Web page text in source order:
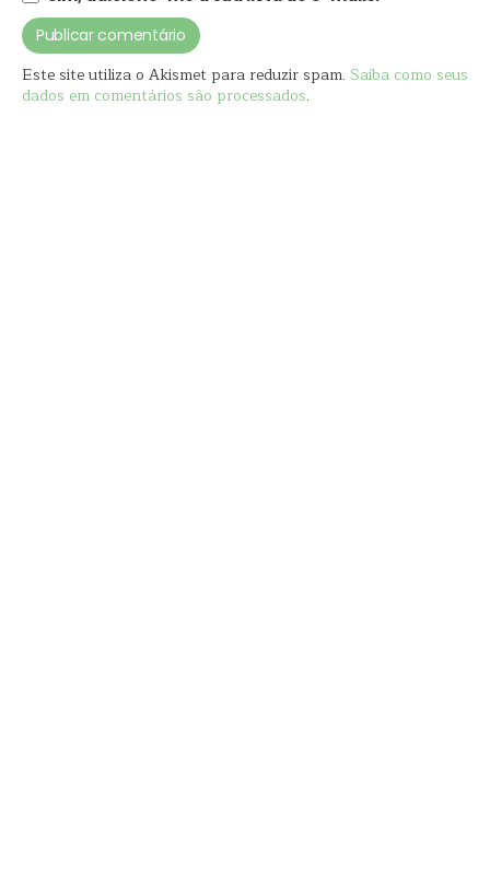
Este site utiliza o Akismet para reduzir spam. Saiba como seus
dados em comentários são processados.